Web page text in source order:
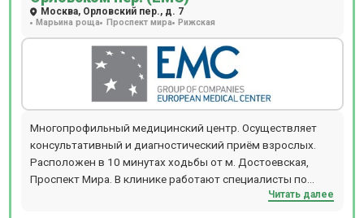
Москва, Орловский пер., д. 7
Марьина роща Проспект мира Рижская
Многопрофильный медицинский центр. Осуществляет
консультативный и диагностический приём взрослых.
Расположен в 10 минутах ходьбы от м. Достоевская,
Проспект Мира. В клинике работают специалисты по
Читать далее